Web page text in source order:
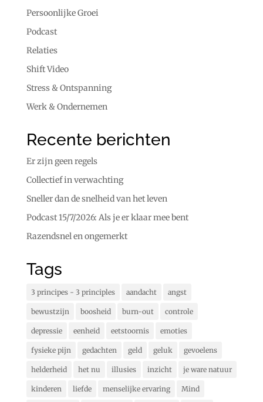
Persoonlijke Groei
Podcast
Relaties
Shift Video
Stress & Ontspanning
Werk & Ondernemen
Recente berichten
Er zijn geen regels
Collectief in verwachting
Sneller dan de snelheid van het leven
Podcast 15/7/2026: Als je er klaar mee bent
Razendsnel en ongemerkt
Tags
3 principes - 3 principles aandacht angst
bewustzijn boosheid burn-out controle
depressie eenheid eetstoornis emoties
fysieke pijn gedachten geld geluk gevoelens
helderheid het nu illusies inzicht je ware natuur
kinderen liefde menselijke ervaring Mind